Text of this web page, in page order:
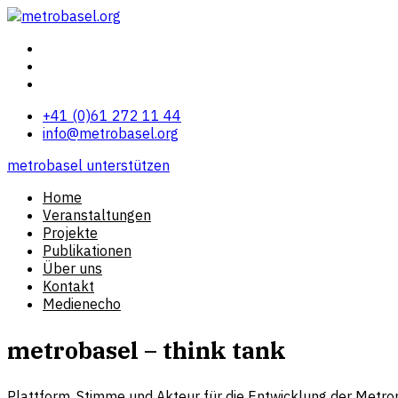
+41 (0)61 272 11 44
info@metrobasel.org
metrobasel unterstützen
Home
Veranstaltungen
Projekte
Publikationen
Über uns
Kontakt
Medienecho
metrobasel – think tank